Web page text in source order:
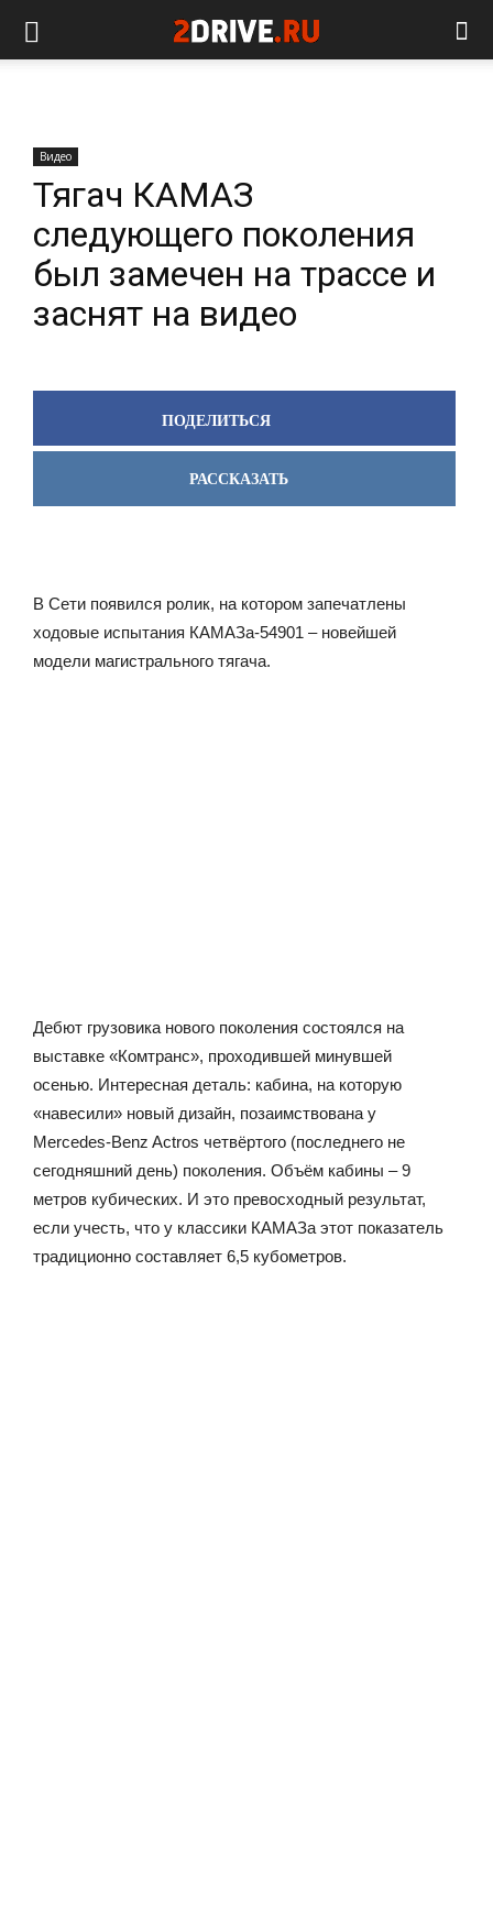
Видео
Тягач КАМАЗ
следующего поколения
был замечен на трассе и
заснят на видео
ПОДЕЛИТЬСЯ
РАССКАЗАТЬ
В Сети появился ролик, на котором запечатлены
ходовые испытания КАМАЗа-54901 – новейшей
модели магистрального тягача.
Дебют грузовика нового поколения состоялся на
выставке «Комтранс», проходившей минувшей
осенью. Интересная деталь: кабина, на которую
«навесили» новый дизайн, позаимствована у
Mercedes-Benz Actros четвёртого (последнего не
сегодняшний день) поколения. Объём кабины – 9
метров кубических. И это превосходный результат,
если учесть, что у классики КАМАЗа этот показатель
традиционно составляет 6,5 кубометров.